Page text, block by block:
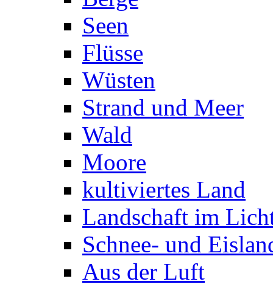
Seen
Flüsse
Wüsten
Strand und Meer
Wald
Moore
kultiviertes Land
Landschaft im
Schnee- und
Aus der Luft